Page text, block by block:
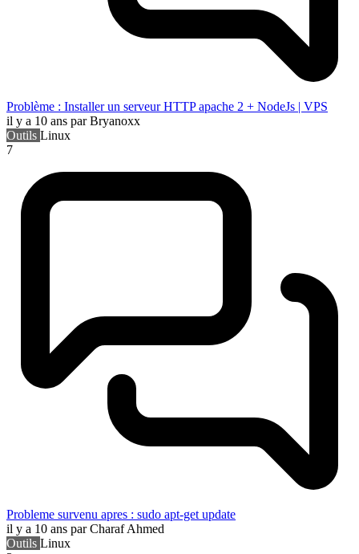
Problème : Installer un serveur HTTP apache 2 + NodeJs | VPS
il y a 10 ans par Bryanoxx
Outils Linux
7
Probleme survenu apres : sudo apt-get update
il y a 10 ans par Charaf Ahmed
Outils Linux